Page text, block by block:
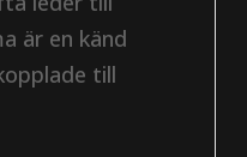
är en känd
till